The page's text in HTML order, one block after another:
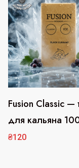
Fusion Classic —
для кальяна
₴120
Этот
товар
имеет